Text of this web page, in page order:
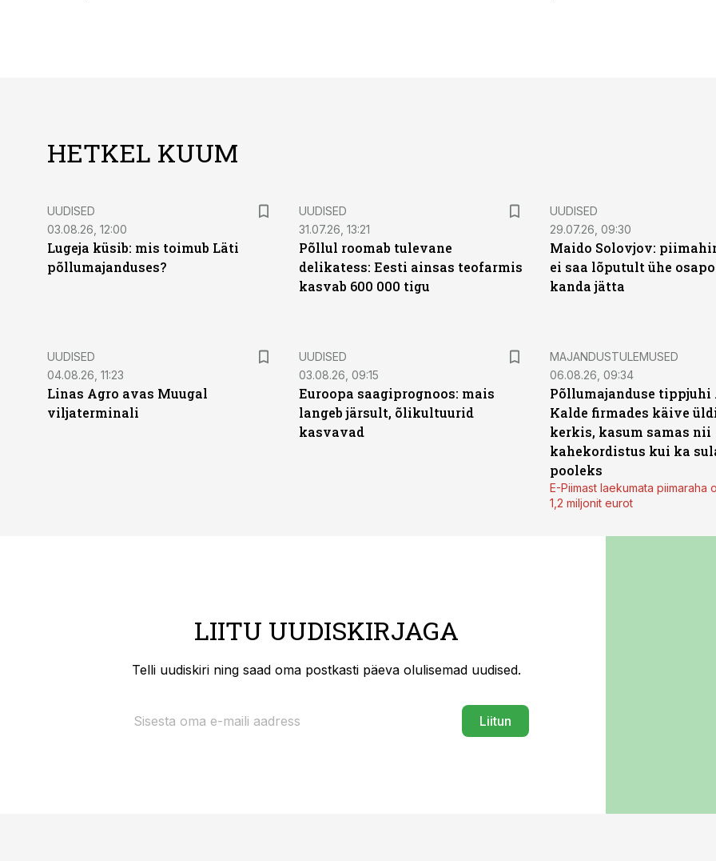
HETKEL KUUM
UUDISED
03.08.26, 12:00
Lugeja küsib: mis toimub Läti
põllumajanduses?
UUDISED
31.07.26, 13:21
Põllul roomab tulevane
delikatess: Eesti ainsas teofarmis
kasvab 600 000 tigu
UUDISED
29.07.26, 09:30
Maido Solovjov:
ei saa lõputult ühe
kanda jätta
UUDISED
04.08.26, 11:23
Linas Agro avas Muugal
viljaterminali
UUDISED
03.08.26, 09:15
Euroopa saagiprognoos: mais
langeb järsult, õlikultuurid
kasvavad
MAJANDUSTULEMUSED
06.08.26, 09:34
Põllumajanduse tippjuhi
Kalde firmades käive
kerkis, kasum samas nii
kahekordistus kui ka
pooleks
E-Piimast laekumata piimaraha
1,2 miljonit eurot
LIITU UUDISKIRJAGA
Telli uudiskiri ning saad oma postkasti päeva olulisemad uudised.
Liitun